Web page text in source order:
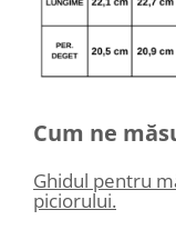
Cum ne
Ghidul pentru
piciorului.